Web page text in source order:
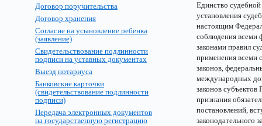
Договор поручительства
Договор хранения
Согласие на усыновление ребенка
(заявление)
Свидетельствование подлинности
подписи на уставных документах
Выезд нотариуса
Банковские карточки
(свидетельствование подлинности
подписи)
Передача электронных документов
на государственную регистрацию
Единство
установления
настоящим
соблюдения всеми
законами правил
применения всеми
законов,
международных
законов
признания
постановлений,
законодательного